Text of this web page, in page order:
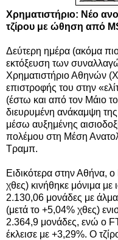
Χρηματιστήριο: Νέο
τζίρου με ώθηση από
Δεύτερη ημέρα (ακόμα
εκτόξευση των
Χρηματιστήριο Αθηνών
επιστροφής του στην
(έστω και από τον Μάιο
διευρυμένη ανάκαμψη
μέσω αυξημένης
πολέμου στη Μέση
Τραμπ.
Ειδικότερα στην Αθήνα, ο
χθες) κινήθηκε μόνιμα
2.130,06 μονάδες με
(μετά το +5,04% χθες)
2.364,9 μονάδες, ενώ ο
έκλεισε με +3,29%. Ο